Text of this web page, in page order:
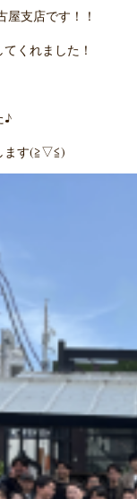
支店です！！
くれました！
♪
ます(≧▽≦)